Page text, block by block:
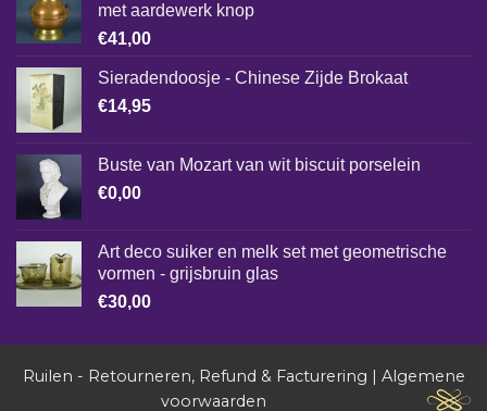
met aardewerk knop
€41,00
Sieradendoosje - Chinese Zijde Brokaat
€14,95
Buste van Mozart van wit biscuit porselein
€0,00
Art deco suiker en melk set met geometrische
vormen - grijsbruin glas
€30,00
Ruilen - Retourneren, Refund & Facturering | Algemene
voorwaarden